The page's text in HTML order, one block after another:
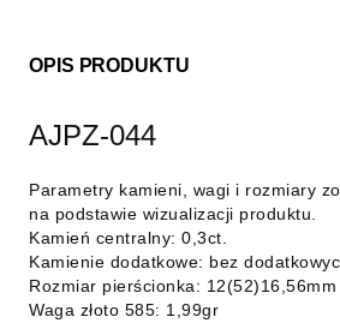
OPIS PRODUKTU
AJPZ-044
Parametry kamieni, wagi i rozmiary
na podstawie wizualizacji produktu.
Kamień centralny: 0,3ct.
Kamienie dodatkowe: bez
Rozmiar pierścionka: 12(52)16,56mm
Waga złoto 585: 1,99gr